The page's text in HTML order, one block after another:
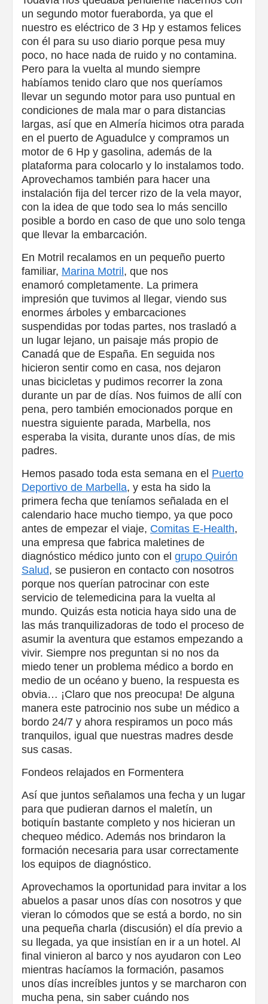
un segundo motor fueraborda, ya que el
nuestro es eléctrico de 3 Hp y estamos felices
con él para su uso diario porque pesa muy
poco, no hace nada de ruido y no contamina.
Pero para la vuelta al mundo siempre
habíamos tenido claro que nos queríamos
llevar un segundo motor para uso puntual en
condiciones de mala mar o para distancias
largas, así que en Almería hicimos otra parada
en el puerto de Aguadulce y compramos un
motor de 6 Hp y gasolina, además de la
plataforma para colocarlo y lo instalamos todo.
Aprovechamos también para hacer una
instalación fija del tercer rizo de la vela mayor,
con la idea de que todo sea lo más sencillo
posible a bordo en caso de que uno solo tenga
que llevar la embarcación.
En Motril recalamos en un pequeño puerto
familiar, Marina Motril , que nos
enamoró completamente. La primera
impresión que tuvimos al llegar, viendo sus
enormes árboles y embarcaciones
suspendidas por todas partes, nos trasladó a
un lugar lejano, un paisaje más propio de
Canadá que de España. En seguida nos
hicieron sentir como en casa, nos dejaron
unas bicicletas y pudimos recorrer la zona
durante un par de días. Nos fuimos de allí con
pena, pero también emocionados porque en
nuestra siguiente parada, Marbella, nos
esperaba la visita, durante unos días, de mis
padres.
Hemos pasado toda esta semana en el Puerto
Deportivo de Marbella, y esta ha sido la
primera fecha que teníamos señalada en el
calendario hace mucho tiempo, ya que poco
antes de empezar el viaje, Comitas E-Health,
una empresa que fabrica maletines de
diagnóstico médico junto con el grupo Quirón
Salud, se pusieron en contacto con nosotros
porque nos querían patrocinar con este
servicio de telemedicina para la vuelta al
mundo. Quizás esta noticia haya sido una de
las más tranquilizadoras de todo el proceso de
asumir la aventura que estamos empezando a
vivir. Siempre nos preguntan si no nos da
miedo tener un problema médico a bordo en
medio de un océano y bueno, la respuesta es
obvia… ¡Claro que nos preocupa! De alguna
manera este patrocinio nos sube un médico a
bordo 24/7 y ahora respiramos un poco más
tranquilos, igual que nuestras madres desde
sus casas.
Fondeos relajados en Formentera
Así que juntos señalamos una fecha y un lugar
para que pudieran darnos el maletín, un
botiquín bastante completo y nos hicieran un
chequeo médico. Además nos brindaron la
formación necesaria para usar correctamente
los equipos de diagnóstico.
Aprovechamos la oportunidad para invitar a los
abuelos a pasar unos días con nosotros y que
vieran lo cómodos que se está a bordo, no sin
una pequeña charla (discusión) el día previo a
su llegada, ya que insistían en ir a un hotel. Al
final vinieron al barco y nos ayudaron con Leo
mientras hacíamos la formación, pasamos
unos días increíbles juntos y se marcharon con
mucha pena, sin saber cuándo nos